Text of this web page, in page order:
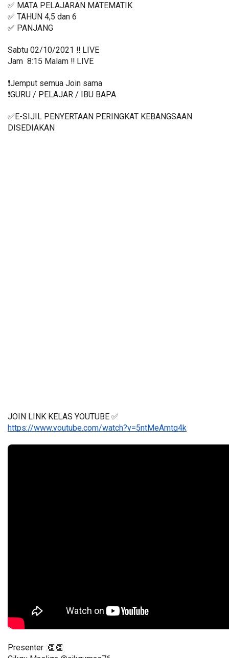
✅ MATA PELAJARAN MATEMATIK
✅ TAHUN 4,5 dan 6
✅ PANJANG
Sabtu 02/10/2021 ‼️ LIVE
Jam  8:15 Malam ‼️ LIVE
❗️Jemput semua Join sama
❗️GURU / PELAJAR / IBU BAPA
✅E-SIJIL PENYERTAAN PERINGKAT KEBANGSAAN
DISEDIAKAN
JOIN LINK KELAS YOUTUBE ✅
https://www.youtube.com/watch?v=5ntMeAmtg4k
Presenter :👏👏